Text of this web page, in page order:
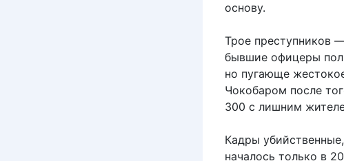
основу.
Трое преступников
бывшие офицеры
но пугающе
Чокобаром после
300 с лишним
Кадры
началось только в